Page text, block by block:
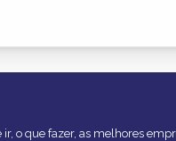
o que fazer, as melhores